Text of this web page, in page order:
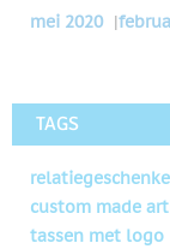
mei 2020 |
TAGS
custom made
tassen met logo